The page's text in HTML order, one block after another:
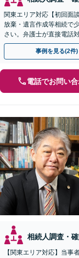
関東エリア対応【初回面
放棄・遺言作成等相続で
さい。弁護士が直接電話
上！＆相続の著書・セミ
事例を見る(2件)
電話でお問い
相続人調査・
【関東エリア対応】当事